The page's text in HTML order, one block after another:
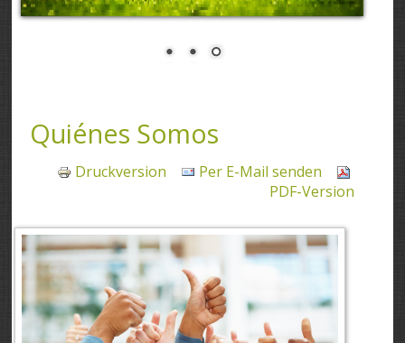
Quiénes Somos
Druckversion
Per E-Mail senden
PDF-Version